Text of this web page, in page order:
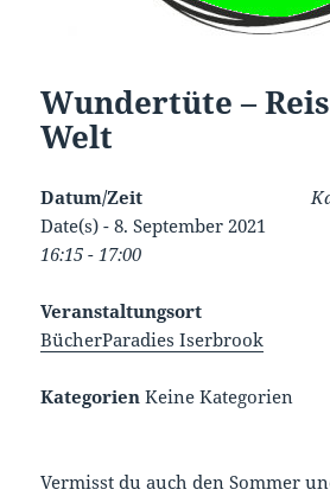
Wundertüte –
Welt
Datum/Zeit
Date(s) - 8. September 2021
16:15 - 17:00
Veranstaltungsort
BücherParadies Iserbrook
Kategorien Keine Kategorien
Vermisst du auch den Sommer